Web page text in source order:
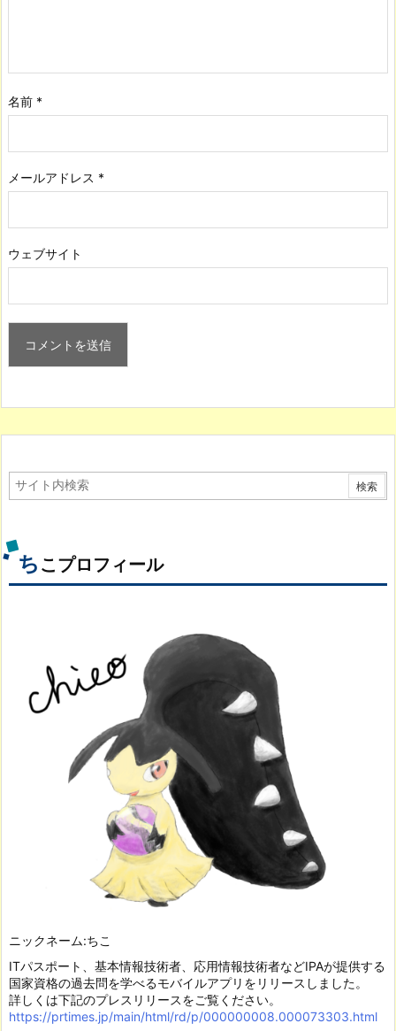
名前 *
メールアドレス *
ウェブサイト
ち こプロフィール
ニックネーム:ちこ
ITパスポート、基本情報技術者、応用情報技術者などIPAが提供する
国家資格の過去問を学べるモバイルアプリをリリースしました。
詳しくは下記のプレスリリースをご覧ください。
https://prtimes.jp/main/html/rd/p/000000008.000073303.html